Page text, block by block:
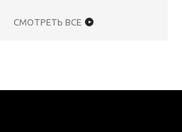
СМОТРЕТЬ ВСЕ